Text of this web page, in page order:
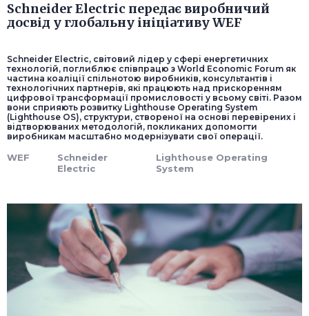
Schneider Electric передає виробничий
досвід у глобальну ініціативу WEF
Schneider Electric, світовий лідер у сфері енергетичних
технологій, поглиблює співпрацю з World Economic Forum як
частина коаліції спільнотою виробників, консультантів і
технологічних партнерів, які працюють над прискоренням
цифрової трансформації промисловості у всьому світі. Разом
вони сприяють розвитку Lighthouse Operating System
(Lighthouse OS), структури, створеної на основі перевірених і
відтворюваних методологій, покликаних допомогти
виробникам масштабно модернізувати свої операції.
WEF
Schneider
Electric
Lighthouse Operating
System